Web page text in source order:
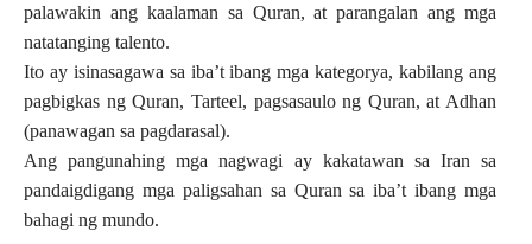
palawakin ang kaalaman sa Quran, at parangalan ang mga
natatanging talento.
Ito ay isinasagawa sa iba’t ibang mga kategorya, kabilang ang
pagbigkas ng Quran, Tarteel, pagsasaulo ng Quran, at Adhan
(panawagan sa pagdarasal).
Ang pangunahing mga nagwagi ay kakatawan sa Iran sa
pandaigdigang mga paligsahan sa Quran sa iba’t ibang mga
bahagi ng mundo.